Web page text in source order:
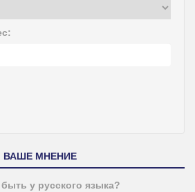
ВАШЕ МНЕНИЕ
у русского языка?